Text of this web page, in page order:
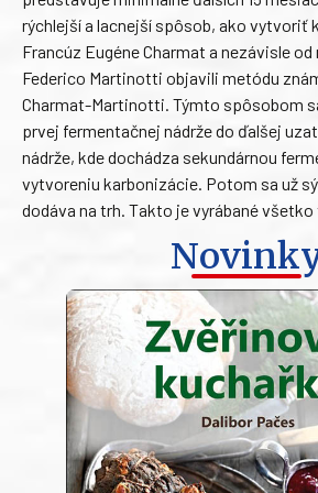
rýchlejší a lacnejší spôsob, ako vytvoriť
Francúz Eugéne Charmat a nezávisle
Federico Martinotti objavili metódu
Charmat-Martinotti. Týmto spôsobom
prvej fermentačnej nádrže do ďalšej
nádrže, kde dochádza sekundárnou
vytvoreniu karbonizácie. Potom sa už
dodáva na trh. Takto je vyrábané